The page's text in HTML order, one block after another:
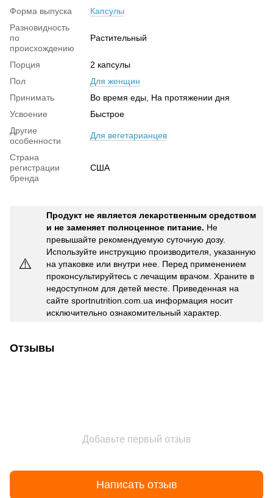
Форма выпуска
Капсулы
Разновидность
по
происхождению
Растительный
Порция
2 капсулы
Пол
Для женщин
Принимать
Во время еды, На протяжении дня
Усвоение
Быстрое
Другие
особенности
Для вегетарианцев
Страна
регистрации
бренда
США
⚠️
Продукт не является лекарственным средством
и не заменяет полноценное питание. Не
превышайте рекомендуемую суточную дозу.
Используйте инструкцию производителя, указанную
на упаковке или внутри нее. Перед применением
проконсультируйтесь с лечащим врачом. Храните в
недоступном для детей месте. Приведенная на
сайте sportnutrition.com.ua информация носит
исключительно ознакомительный характер.
Отзывы
Добавьте первый отзыв
Написать отзыв